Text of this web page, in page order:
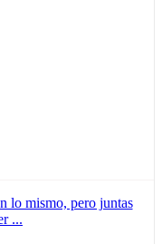
lo mismo, pero juntas
...